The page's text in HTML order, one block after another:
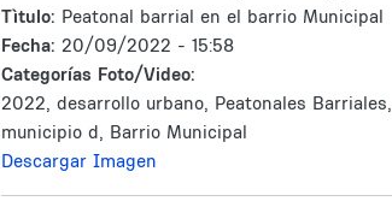
Tìtulo: Peatonal barrial en el barrio Municipal
Fecha: 20/09/2022 - 15:58
Categorías Foto/Video:
2022, desarrollo urbano, Peatonales Barriales,
municipio d, Barrio Municipal
Descargar Imagen